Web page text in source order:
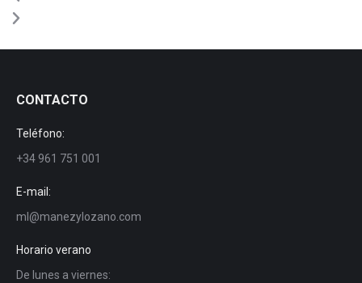
CONTACTO
Teléfono:
+34 961 751 001
E-mail:
ml@manezylozano.com
Horario verano
De lunes a viernes: